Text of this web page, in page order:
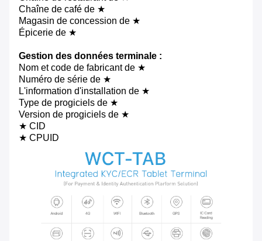
Chaîne de café de ★
Magasin de concession de ★
Épicerie de ★
Gestion des données terminale :
Nom et code de fabricant de ★
Numéro de série de ★
L'information d'installation de ★
Type de progiciels de ★
Version de progiciels de ★
★ CID
★ CPUID